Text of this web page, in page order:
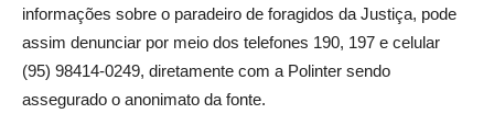
informações sobre o paradeiro de foragidos da Justiça, pode
assim denunciar por meio dos telefones 190, 197 e celular
(95) 98414-0249, diretamente com a Polinter sendo
assegurado o anonimato da fonte.